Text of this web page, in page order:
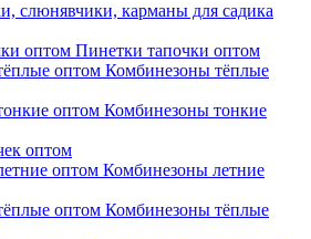
слюнявчики, карманы для садика
Пинетки тапочки оптом
Комбинезоны тёплые
Комбинезоны тонкие
оптом
Комбинезоны летние
Комбинезоны тёплые